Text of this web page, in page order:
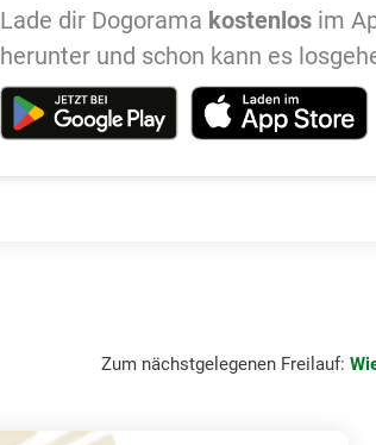
Lade dir Dogorama kostenlos im
herunter und schon kann es
Zum nächstgelegenen Freilauf: